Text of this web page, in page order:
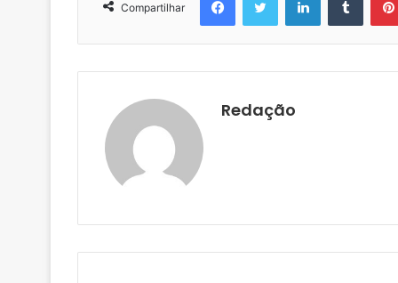
Compartilhar
Redação